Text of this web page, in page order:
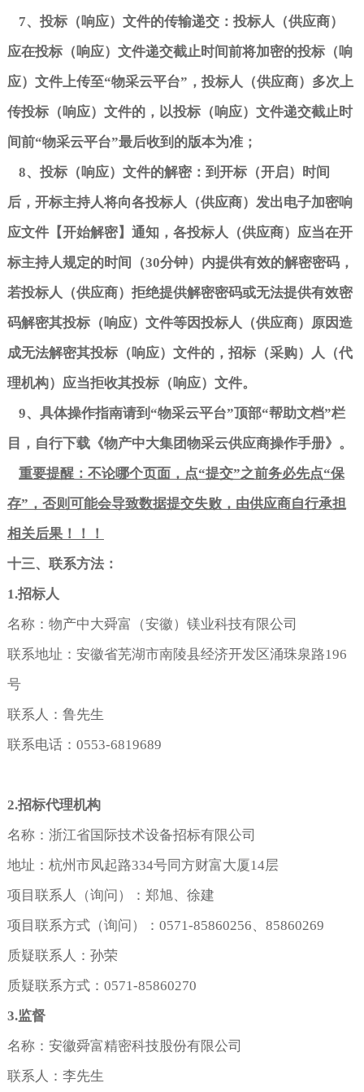
7、投标（响应）文件的传输递交：投标人（供应商）
应在投标（响应）文件递交截止时间前将加密的投标（响
应）文件上传至“物采云平台” ，投标人（供应商）多次上
传投标（响应）文件的，以投标（响应）文件递交截止时
间前“物采云平台”最后收到的版本为准；
8、投标（响应）文件的解密：到开标（开启）时间
后，开标主持人将向各投标人（供应商）发出电子加密响
应文件【开始解密】通知，各投标人（供应商）应当在开
标主持人规定的时间（30分钟）内提供有效的解密密码，
若投标人（供应商）拒绝提供解密密码或无法提供有效密
码解密其投标（响应）文件等因投标人（供应商）原因造
成无法解密其投标（响应）文件的，招标（采购）人（代
理机构）应当拒收其投标（响应）文件。
9、具体操作指南请到 “物采云平台”顶部“帮助文档”栏
目，自行下载《物产中大集团物采云供应商操作手册》。
重要提醒：不论哪个页面，点“提交”之前务必先点“保
存” ，否则可能会导致数据提交失败， 由供应商自行承担
相关后果！！！
十三、联系方法：
1.招标人
名称：物产中大舜富（安徽）镁业科技有限公司
联系地址：安徽省芜湖市南陵县经济开发区涌珠泉路196
号
联系人：鲁先生
联系电话：0553-6819689
2.招标代理机构
名称：浙江省国际技术设备招标有限公司
地址：杭州市凤起路334号同方财富大厦14层
项目联系人（询问）：郑旭、徐建
项目联系方式（询问）：0571-85860256、85860269
质疑联系人：孙荣
质疑联系方式：0571-85860270
3.监督
名称：安徽舜富精密科技股份有限公司
联系人：李先生